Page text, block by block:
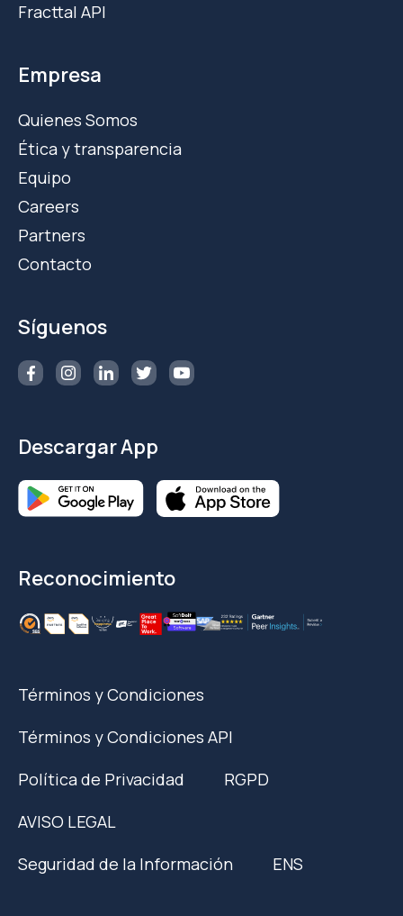
Fracttal API
Empresa
Quienes Somos
Ética y transparencia
Equipo
Careers
Partners
Contacto
Síguenos
Descargar App
Reconocimiento
Términos y Condiciones
Términos y Condiciones API
Política de Privacidad
RGPD
AVISO LEGAL
Seguridad de la Información
ENS